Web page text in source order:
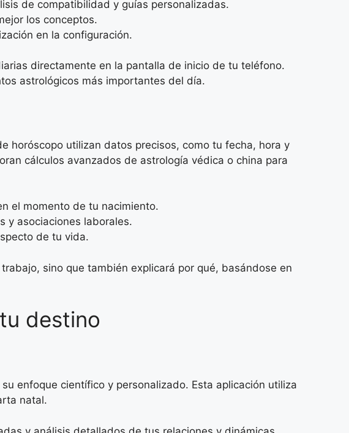
de compatibilidad y guías personalizadas.
los conceptos.
en la configuración.
directamente en la pantalla de inicio de tu teléfono.
astrológicos más importantes del día.
horóscopo utilizan datos precisos, como tu fecha, hora y
cálculos avanzados de astrología védica o china para
el momento de tu nacimiento.
y asociaciones laborales.
de tu vida.
sino que también explicará por qué, basándose en
destino
enfoque científico y personalizado. Esta aplicación utiliza
natal.